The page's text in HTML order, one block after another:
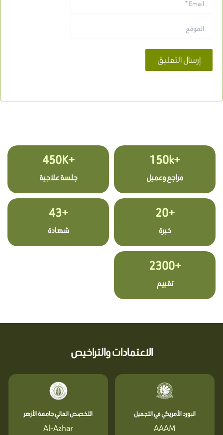
+150k
مراجع وعميل
+450K
جلسة علاجية
+20
خبرة
+43
شهادة
+2300
تقييم
الاعتمادات والتراخيص
البورد الأمريكي في التجميل
AAAM
التخصص العالي جامعة الأزهر
Al-Azhar